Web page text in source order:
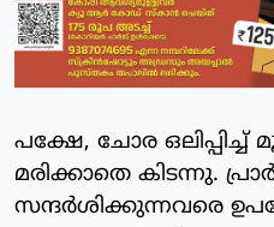
പക്ഷേ, ചോര
മരിക്കാതെ കിടന്നു.
സന്ദര്‍ശിക്കുന്നവരെ